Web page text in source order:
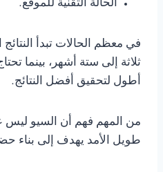
الحالة التقنية للموقع.
في معظم الحالات تبدأ
ثلاثة إلى ستة أشهر، بينما
أطول لتحقيق أفضل النتائج.
من المهم فهم أن السيو ليس
طويل الأمد يهدف إلى بناء